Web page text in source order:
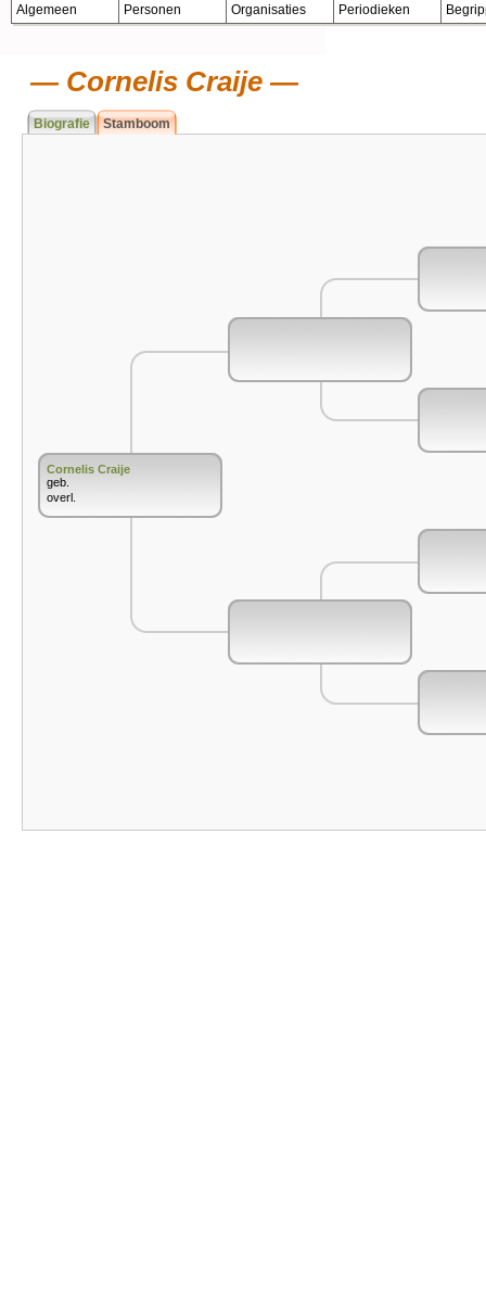
Algemeen Personen Organisaties Periodieken
Cornelis Craije
Biografie Stamboom
Cornelis Craije
geb.
overl.